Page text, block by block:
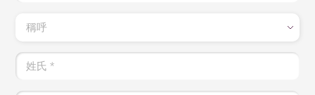
稱呼
姓氏*